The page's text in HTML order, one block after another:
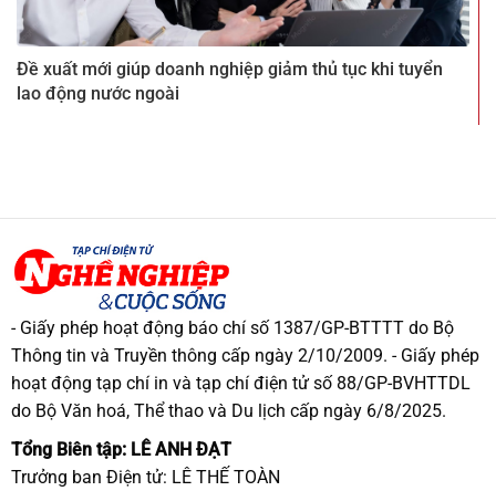
Đề xuất mới giúp doanh nghiệp giảm thủ tục khi tuyển
lao động nước ngoài
- Giấy phép hoạt động báo chí số 1387/GP-BTTTT do Bộ
Thông tin và Truyền thông cấp ngày 2/10/2009. - Giấy phép
hoạt động tạp chí in và tạp chí điện tử số 88/GP-BVHTTDL
do Bộ Văn hoá, Thể thao và Du lịch cấp ngày 6/8/2025.
Tổng Biên tập: LÊ ANH ĐẠT
Trưởng ban Điện tử: LÊ THẾ TOÀN